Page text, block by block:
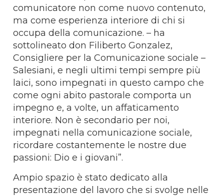
comunicatore non come nuovo contenuto,
ma come esperienza interiore di chi si
occupa della comunicazione. – ha
sottolineato don Filiberto Gonzalez,
Consigliere per la Comunicazione sociale –
Salesiani, e negli ultimi tempi sempre più
laici, sono impegnati in questo campo che
come ogni abito pastorale comporta un
impegno e, a volte, un affaticamento
interiore. Non è secondario per noi,
impegnati nella comunicazione sociale,
ricordare costantemente le nostre due
passioni: Dio e i giovani”.
Ampio spazio è stato dedicato alla
presentazione del lavoro che si svolge nelle